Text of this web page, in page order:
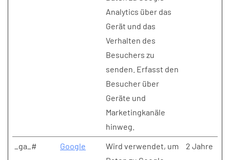
Analytics über das
Gerät und das
Verhalten des
Besuchers zu
senden. Erfasst den
Besucher über
Geräte und
Marketingkanäle
hinweg.
_ga_# Google
Wird verwendet, um
2 Jahre